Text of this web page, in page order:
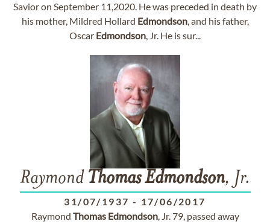
Savior on September 11,2020. He was preceded in death by
his mother, Mildred Hollard Edmondson, and his father,
Oscar Edmondson, Jr. He is sur...
Raymond Thomas Edmondson, Jr.
31/07/1937 - 17/06/2017
Raymond Thomas Edmondson, Jr. 79, passed away